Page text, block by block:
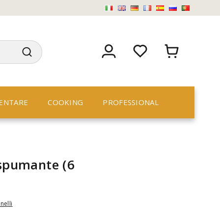
COOKING PROFESSIONAL
(6